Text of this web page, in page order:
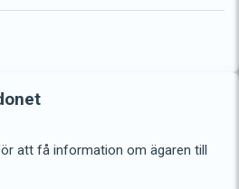
att få information om ägaren till